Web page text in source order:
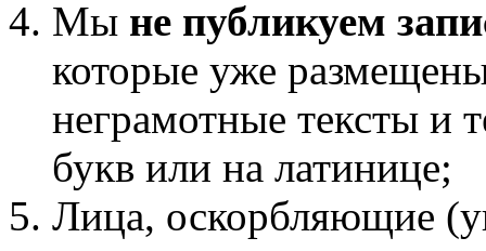
Мы не публикуем
которые уже
неграмотные тексты и
букв или на латинице;
Лица, оскорбляющие